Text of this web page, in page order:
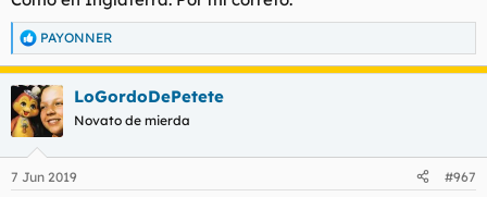
R
e
a
c
c
i
e
PAYONNER
LoGordoDePetete
Novato de mierda
7 Jun 2019 #967